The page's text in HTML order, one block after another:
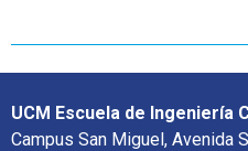
UCM Escuela de Ingeniería
Campus San Miguel, Avenida